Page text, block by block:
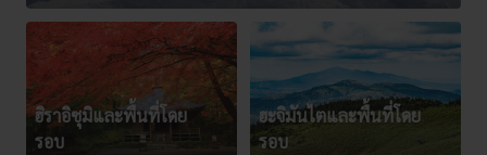
ฮิราอิซุมิและพื้นที่โดย
รอบ
ฮะจิมันไตและพื้นที่โดย
รอบ